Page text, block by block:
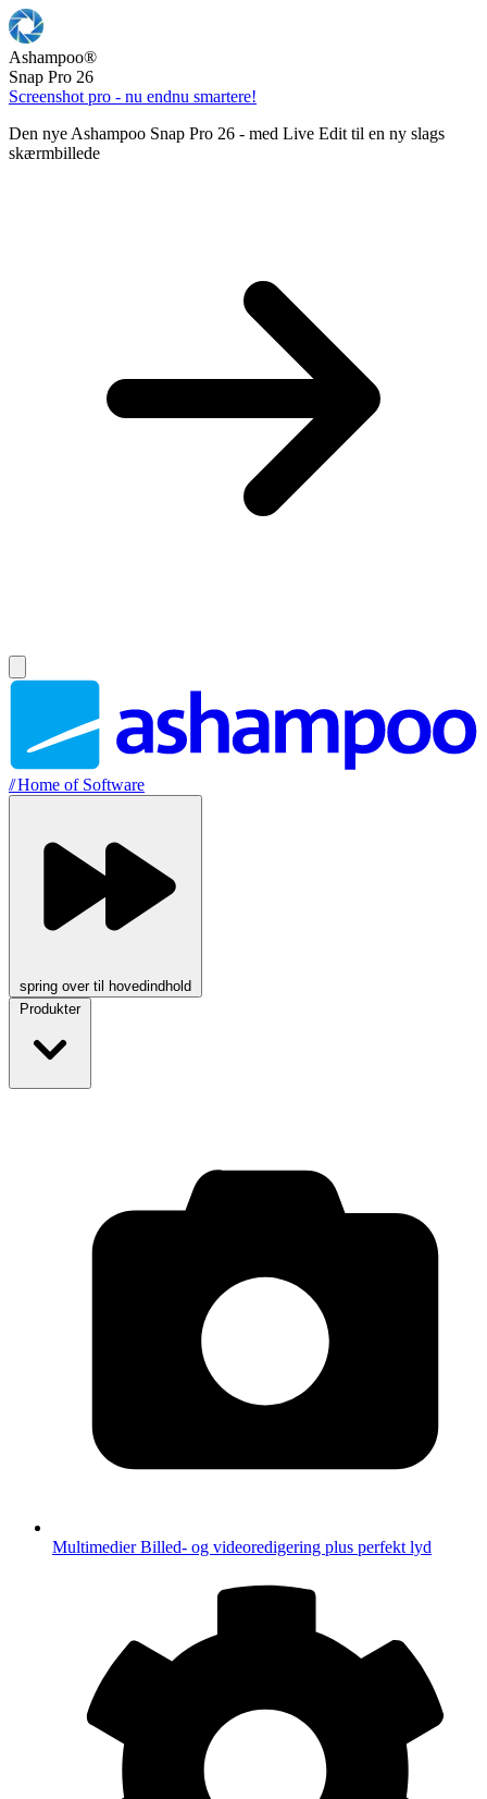
Ashampoo®
Snap Pro 26
Screenshot pro - nu endnu smartere!
Den nye Ashampoo Snap Pro 26 - med Live Edit til en ny slags
skærmbillede
//Home of Software
spring over til hovedindhold
Produkter
MultimedierBilled- og videoredigering plus perfekt lyd